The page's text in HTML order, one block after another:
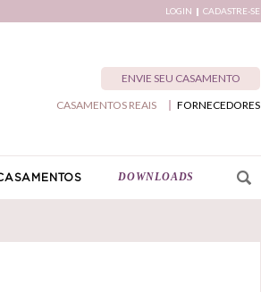
LOGIN CADASTRE-SE
ENVIE SEU CASAMENTO
FORNECEDORES
CASAMENTOS REAIS
DOWNLOADS